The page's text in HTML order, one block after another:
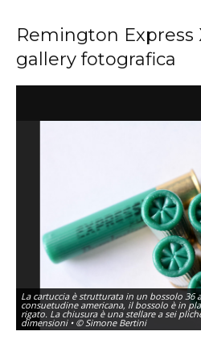
Remington Express
gallery fotografica
La cartuccia è strutturata in un bossolo 36
consuetudine americana, il bossolo è in
rigato. La chiusura è una stellare a sei
dimensioni • © Simone Bertini